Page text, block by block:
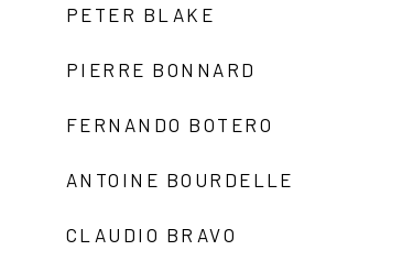
PETER BLAKE
PIERRE BONNARD
FERNANDO BOTERO
ANTOINE BOURDELLE
CLAUDIO BRAVO